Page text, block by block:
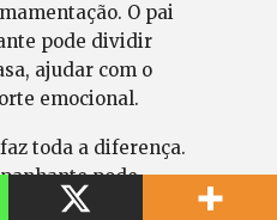
O pai
pode dividir
ajudar com o
emocional.
toda a diferença.
pode
ajudar nos